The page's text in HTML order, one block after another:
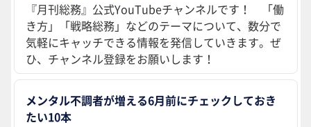
『月刊総務』公式YouTubeチャンネルです！ 「働
き方」「戦略総務」などのテーマについて、数分で
気軽にキャッチできる情報を発信していきます。ぜ
ひ、チャンネル登録をお願いします！
メンタル不調者が増える6月前にチェックしておき
たい10本